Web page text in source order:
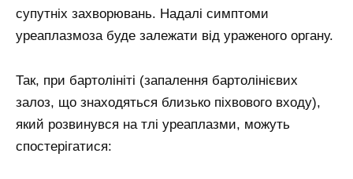
супутніх захворювань. Надалі симптоми
уреаплазмоза буде залежати від ураженого органу.
Так, при бартолініті (запалення бартолінієвих
залоз, що знаходяться близько піхвового входу),
який розвинувся на тлі уреаплазми, можуть
спостерігатися: